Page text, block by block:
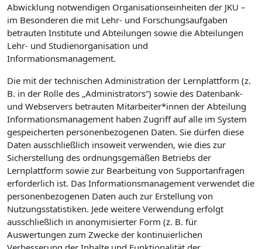
Abwicklung notwendigen Organisationseinheiten der JKU –
im Besonderen die mit Lehr- und Forschungsaufgaben
betrauten Institute und Abteilungen sowie die Abteilungen
Lehr- und Studienorganisation und
Informationsmanagement.
Die mit der technischen Administration der Lernplattform (z.
B. in der Rolle des „Administrators“) sowie des Datenbank-
und Webservers betrauten Mitarbeiter*innen der Abteilung
Informationsmanagement haben Zugriff auf alle im System
gespeicherten personenbezogenen Daten. Sie dürfen diese
Daten ausschließlich insoweit verwenden, wie dies zur
Sicherstellung des ordnungsgemäßen Betriebs der
Lernplattform sowie zur Bearbeitung von Supportanfragen
erforderlich ist. Das Informationsmanagement verwendet die
personenbezogenen Daten auch zur Erstellung von
Nutzungsstatistiken. Jede weitere Verwendung erfolgt
ausschließlich in anonymisierter Form (z. B. für
Auswertungen zum Zwecke der kontinuierlichen